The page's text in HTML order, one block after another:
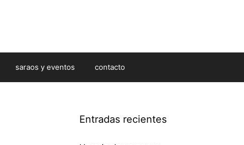
saraos y eventos contacto
Entradas recientes